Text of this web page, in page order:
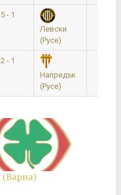
5 - 1
Левски
(Русе)
2 - 1
Напредък
(Русе)